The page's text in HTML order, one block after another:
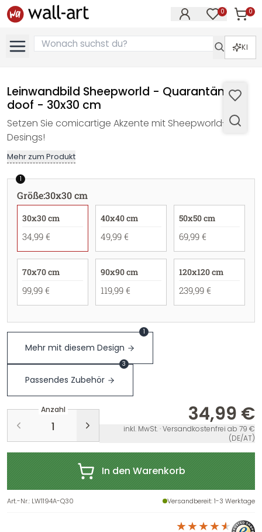
0 0
KI
Leinwandbild Sheepworld - Quarantäne
doof - 30x30 cm
Setzen Sie comicartige Akzente mit Sheepworld-
Desings!
Mehr zum Produkt
1
Größe:30x30 cm
30x30 cm
34,99 €
40x40 cm
49,99 €
50x50 cm
69,99 €
70x70 cm
99,99 €
90x90 cm
119,99 €
120x120 cm
239,99 €
Mehr mit diesem Design
1
Passendes Zubehör
3
Anzahl 34,99 €
inkl. MwSt. · Versandkostenfrei ab 79 €
(DE/AT)
In den Warenkorb
Art.-Nr.: LW1194A-Q30 Versandbereit: 1-3 Werktage